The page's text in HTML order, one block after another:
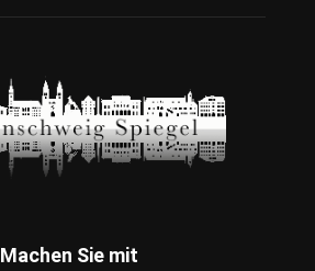
Machen Sie mit